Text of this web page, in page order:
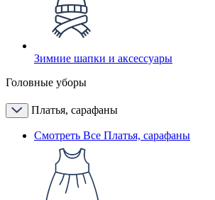
Зимние шапки и аксессуары
Головные уборы
Платья, сарафаны
Смотреть Все Платья, сарафаны